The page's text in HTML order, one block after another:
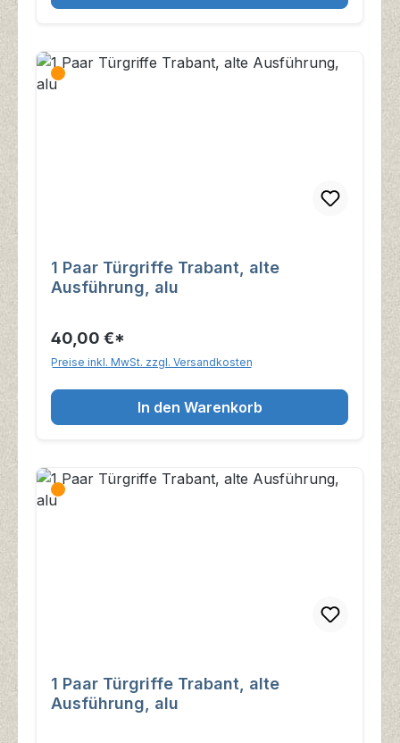
1 Paar Türgriffe Trabant, alte
Ausführung, alu
40,00 €*
Preise inkl. MwSt. zzgl. Versandkosten
In den Warenkorb
1 Paar Türgriffe Trabant, alte
Ausführung, alu